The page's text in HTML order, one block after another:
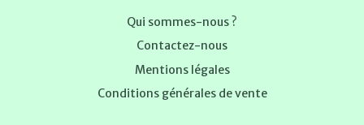
Qui sommes-nous ?
Contactez-nous
Mentions légales
Conditions générales de vente